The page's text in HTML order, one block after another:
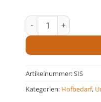
Sicherheitsschrank
Artikelnummer:SIS
Kategorien: Hofbedarf,